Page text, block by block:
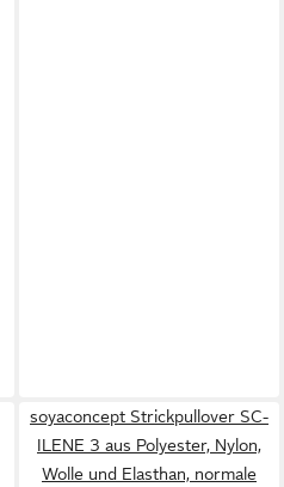
soyaconcept Strickpullover SC-
ILENE 3 aus Polyester, Nylon,
Wolle und Elasthan, normale